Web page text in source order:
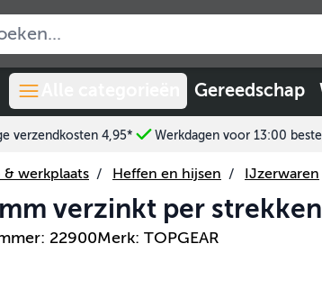
Gereedschap
verzendkosten 4,95* Werkdagen voor 13:00
& werkplaats / Heffen en hijsen / IJzerwaren
verzinkt per
22900Merk: TOPGEAR